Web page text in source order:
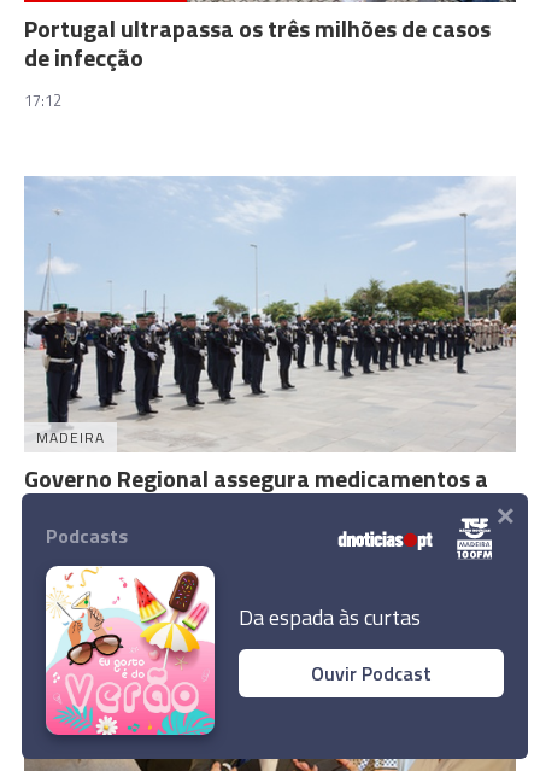
Portugal ultrapassa os três milhões de casos
de infecção
17:12
MADEIRA
Governo Regional assegura medicamentos a
doentes das Forças Armadas, GNR e PSP
17:09Podcasts
Da espada às curtas
Ouvir Podcast
×